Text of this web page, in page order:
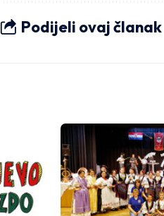
Podijeli ovaj članak